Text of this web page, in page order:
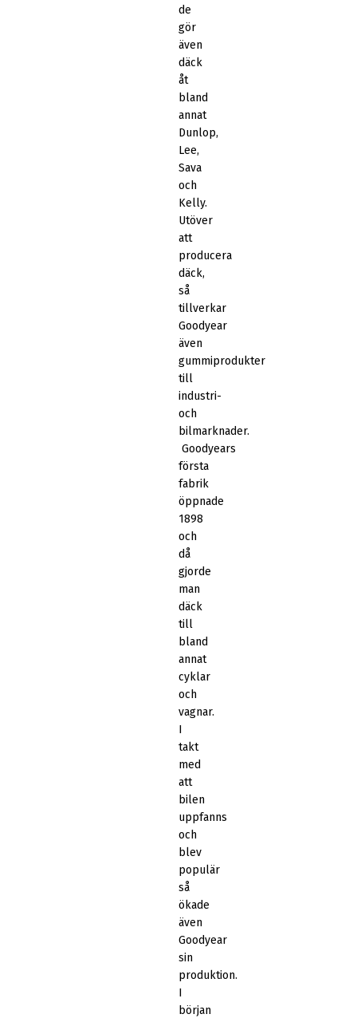
de
gör
även
däck
åt
bland
annat
Dunlop,
Lee,
Sava
och
Kelly.
Utöver
att
producera
däck,
så
tillverkar
Goodyear
även
gummiprodukter
till
industri-
och
bilmarknader.
Goodyears
första
fabrik
öppnade
1898
och
då
gjorde
man
däck
till
bland
annat
cyklar
och
vagnar.
I
takt
med
att
bilen
uppfanns
och
blev
populär
så
ökade
även
Goodyear
sin
produktion.
I
början